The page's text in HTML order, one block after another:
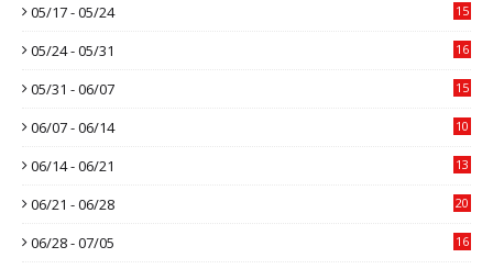
05/17 - 05/24 15
05/24 - 05/31 16
05/31 - 06/07 15
06/07 - 06/14 10
06/14 - 06/21 13
06/21 - 06/28 20
06/28 - 07/05 16